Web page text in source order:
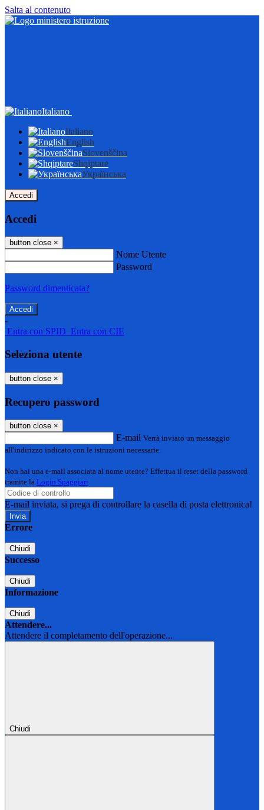
Salta al contenuto
Italiano
Italiano
English
Slovenščina
Shqiptare
Українська
Accedi
Accedi
button close ×
Nome Utente
Password
Password dimenticata?
-
Entra con SPID Entra con CIE
Seleziona utente
button close ×
Recupero password
button close ×
E-mail Verrà inviato un messaggio
all'indirizzo indicato con le istruzioni necessarie.
Non hai una e-mail associata al nome utente? Effettua il reset della password
tramite la Login Spaggiari
E-mail inviata, si prega di controllare la casella di posta elettronica!
Errore
Chiudi
Successo
Chiudi
Informazione
Chiudi
Attendere...
Attendere il completamento dell'operazione...
Chiudi